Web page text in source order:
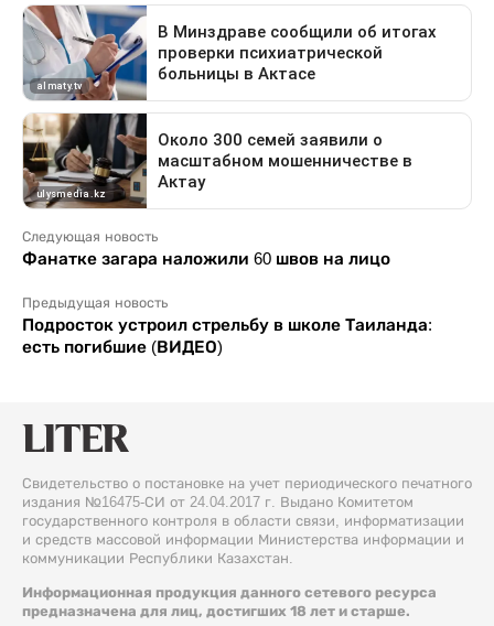
Следующая новость
Фанатке загара наложили 60 швов на лицо
Предыдущая новость
Подросток устроил стрельбу в школе Таиланда:
есть погибшие (ВИДЕО)
Свидетельство о постановке на учет периодического печатного
издания №16475-СИ от 24.04.2017 г. Выдано Комитетом
государственного контроля в области связи, информатизации
и средств массовой информации Министерства информации и
коммуникации Республики Казахстан.
Информационная продукция данного сетевого ресурса
предназначена для лиц, достигших 18 лет и старше.